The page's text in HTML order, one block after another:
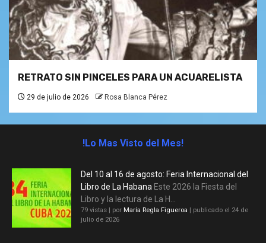
RETRATO SIN PINCELES PARA UN ACUARELISTA
29 de julio de 2026 Rosa Blanca Pérez
!Lo Mas Visto del Mes!
Del 10 al 16 de agosto: Feria Internacional del
Libro de La Habana Este 2026 la Fiesta del
Libro y la lectura de La H...
79 vistas | por María Regla Figueroa | publicado el 24 de
julio de 2026